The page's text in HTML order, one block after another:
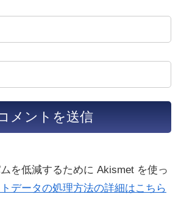
を低減するために Akismet を使っ
データの処理方法の詳細はこちら